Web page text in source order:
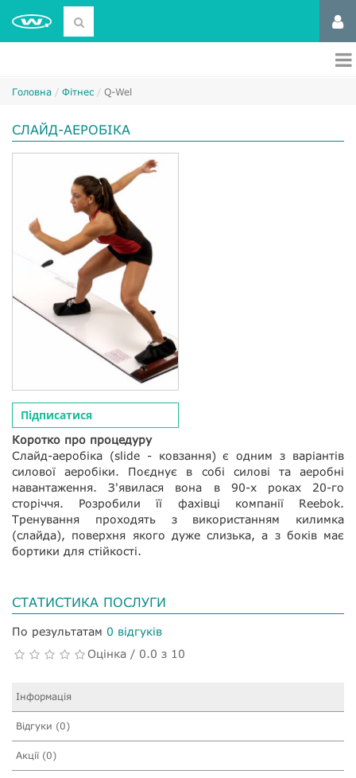
Головна Фітнес Q-Wel
СЛАЙД-АЕРОБІКА
Підписатися
Коротко про процедуру
Слайд-аеробіка (slide - ковзання) є одним з варіантів
силової аеробіки. Поєднує в собі силові та аеробні
навантаження. З'явилася вона в 90-х роках 20-го
сторіччя. Розробили її фахівці компанії Reebok.
Тренування проходять з використанням килимка
(слайда), поверхня якого дуже слизька, а з боків має
бортики для стійкості.
СТАТИСТИКА ПОСЛУГИ
По результатам 0 відгуків
Оцінка / 0.0 з 10
Інформація
Відгуки (0)
Акції (0)